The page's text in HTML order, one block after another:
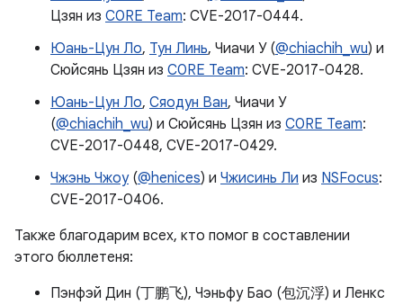
Цзян из C0RE Team: CVE-2017-0444.
Юань-Цун Ло, Тун Линь, Чиачи У (@chiachih_wu) и
Сюйсянь Цзян из C0RE Team: CVE-2017-0428.
Юань-Цун Ло, Сяодун Ван, Чиачи У
(@chiachih_wu) и Сюйсянь Цзян из C0RE Team:
CVE-2017-0448, CVE-2017-0429.
Чжэнь Чжоу(@henices) и Чжисинь Ли из NSFocus:
CVE-2017-0406.
Также благодарим всех, кто помог в составлении
этого бюллетеня:
Пэнфэй Дин (丁鹏飞), Чэньфу Бао (包沉浮) и Ленкс